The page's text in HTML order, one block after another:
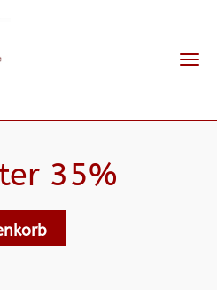
35%